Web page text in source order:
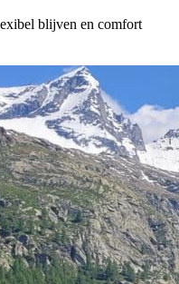
blijven en comfort